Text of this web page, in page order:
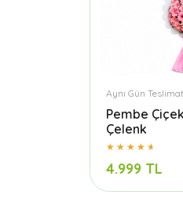
Aynı Gün Teslimat
Pembe
Çelenk
4.999 TL